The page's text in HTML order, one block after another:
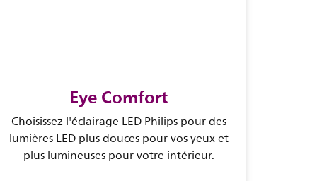
Eye Comfort
Choisissez l'éclairage LED Philips pour des
lumières LED plus douces pour vos yeux et
plus lumineuses pour votre intérieur.